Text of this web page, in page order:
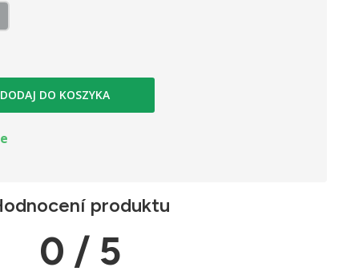
wrzos
Stal
DODAJ DO KOSZYKA
produktu
0 / 5